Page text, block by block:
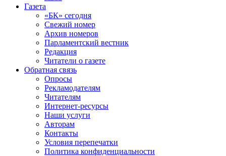
Газета
«БК» сегодня
Свежий номер
Архив номеров
Парламентский вестник
Редакция
Читатели о газете
Обратная связь
Опросы
Рекламодателям
Читателям
Интернет-ресурсы
Наши услуги
Авторам
Контакты
Условия перепечатки
Политика конфиденциальности